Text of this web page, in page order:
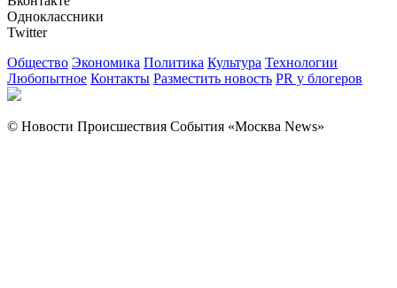
Одноклассники
Twitter
Общество Экономика Политика Культура Технологии
Любопытное Контакты Разместить новость PR у блогеров
© Новости Происшествия События «Москва News»